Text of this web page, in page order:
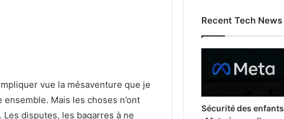
vue la mésaventure que je
Mais les choses n’ont
disputes, les bagarres à ne
Recent Tech News
Sécurité des enfants